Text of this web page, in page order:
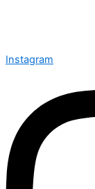
Instagram